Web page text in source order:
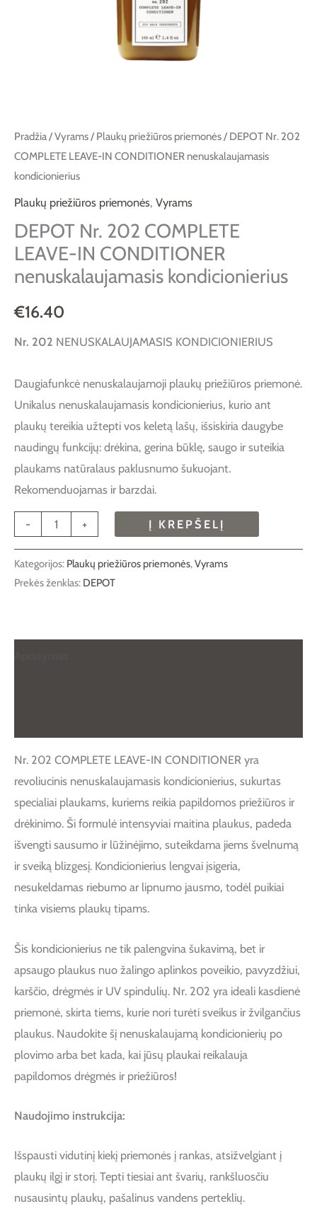
Pradžia/Vyrams/ Plaukų priežiūros priemonės/ DEPOT Nr. 202
COMPLETE LEAVE-IN CONDITIONER nenuskalaujamasis
kondicionierius
Plaukų priežiūros priemonės, Vyrams
DEPOT Nr. 202 COMPLETE
LEAVE-IN CONDITIONER
nenuskalaujamasis kondicionierius
€16.40
Nr. 202 NENUSKALAUJAMASIS KONDICIONIERIUS
Daugiafunkcė nenuskalaujamoji plaukų priežiūros priemonė.
Unikalus nenuskalaujamasis kondicionierius, kurio ant
plaukų tereikia užtepti vos keletą lašų, išsiskiria daugybe
naudingų funkcijų: drėkina, gerina būklę, saugo ir suteikia
plaukams natūralaus paklusnumo šukuojant.
Rekomenduojamas ir barzdai.
- + Į KREPŠELĮ
Kategorijos: Plaukų priežiūros priemonės,Vyrams
Prekės ženklas: DEPOT
Nr. 202 COMPLETE LEAVE-IN CONDITIONER yra
revoliucinis nenuskalaujamasis kondicionierius, sukurtas
specialiai plaukams, kuriems reikia papildomos priežiūros ir
drėkinimo. Ši formulė intensyviai maitina plaukus, padeda
išvengti sausumo ir lūžinėjimo, suteikdama jiems švelnumą
ir sveiką blizgesį. Kondicionierius lengvai įsigeria,
nesukeldamas riebumo ar lipnumo jausmo, todėl puikiai
tinka visiems plaukų tipams.
Šis kondicionierius ne tik palengvina šukavimą, bet ir
apsaugo plaukus nuo žalingo aplinkos poveikio, pavyzdžiui,
karščio, drėgmės ir UV spindulių. Nr. 202 yra ideali kasdienė
priemonė, skirta tiems, kurie nori turėti sveikus ir žvilgančius
plaukus. Naudokite šį nenuskalaujamą kondicionierių po
plovimo arba bet kada, kai jūsų plaukai reikalauja
papildomos drėgmės ir priežiūros!
Naudojimo instrukcija:
Išspausti vidutinį kiekį priemonės į rankas, atsižvelgiant į
plaukų ilgį ir storį. Tepti tiesiai ant švarių, rankšluosčiu
nusausintų plaukų, pašalinus vandens perteklių.